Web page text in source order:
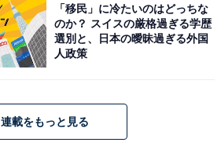
「移民」に冷たいのはどっちな
のか？ スイスの厳格過ぎる学歴
選別と、日本の曖昧過ぎる外国
人政策
連載をもっと見る